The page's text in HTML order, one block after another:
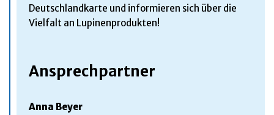
Deutschlandkarte und informieren sich über die
Vielfalt an Lupinenprodukten!
Ansprechpartner
Anna Beyer